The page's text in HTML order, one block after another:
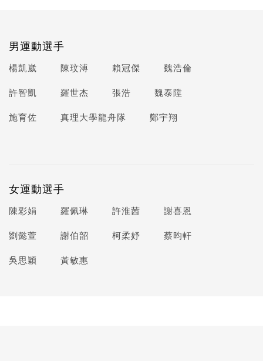
男運動選手
楊凱崴 陳玟溥 賴冠傑 魏浩倫
許智凱 羅世杰 張浩 魏泰陞
施育佐 真理大學龍舟隊 鄭宇翔
女運動選手
陳彩娟 羅佩琳 許淮茜 謝喜恩
劉懿萱 謝伯韶 柯柔妤 蔡昀軒
吳思穎 黃敏惠